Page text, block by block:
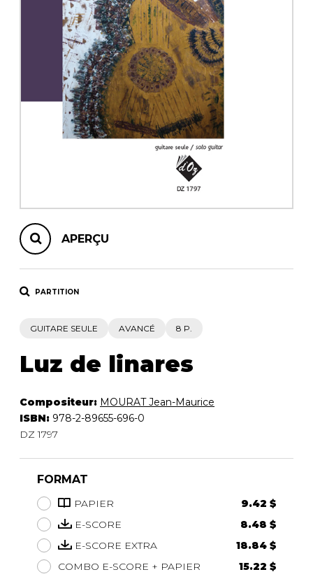
AUTRES PRODUITS
APERÇU
PARTITION
GUITARE SEULE AVANCÉ 8 P.
Luz de linares
Compositeur: MOURAT Jean-Maurice
ISBN: 978-2-89655-696-0
DZ 1797
FORMAT
PAPIER
9.42 $
E-SCORE
8.48 $
E-SCORE EXTRA
18.84 $
COMBO E-SCORE + PAPIER
15.22 $